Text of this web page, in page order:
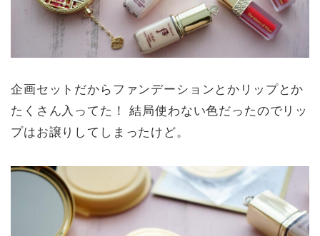
企画セットだからファンデーションとかリップとか
たくさん入ってた！ 結局使わない色だったのでリッ
プはお譲りしてしまったけど。